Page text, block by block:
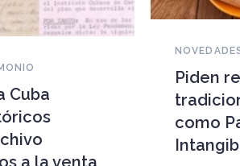
Piden reconocer a la dulcería
tradicional de Puebla, México
como Patrimonio Cultural
Intangible